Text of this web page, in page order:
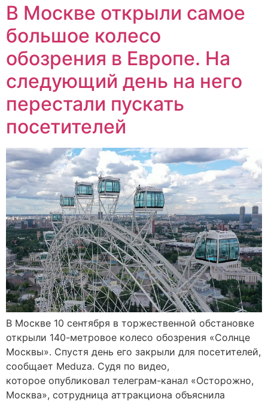
В Москве открыли самое
большое колесо
обозрения в Европе. На
следующий день на него
перестали пускать
посетителей
В Москве 10 сентября в торжественной обстановке
открыли 140-метровое колесо обозрения «Солнце
Москвы». Спустя день его закрыли для посетителей,
сообщает Meduza. Судя по видео,
которое опубликовал телеграм-канал «Осторожно,
Москва», сотрудница аттракциона объяснила